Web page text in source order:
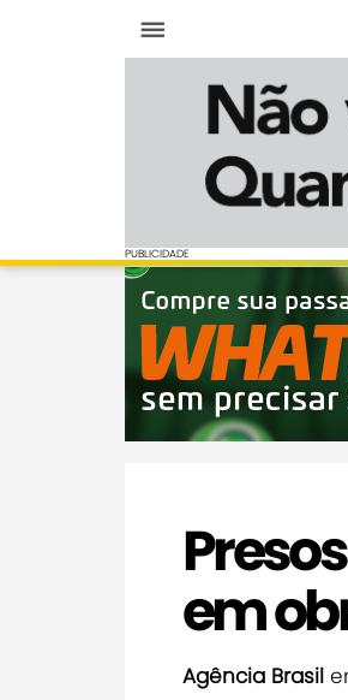
PUBLICIDADE
PUBLICIDADE
em
Agência Brasil